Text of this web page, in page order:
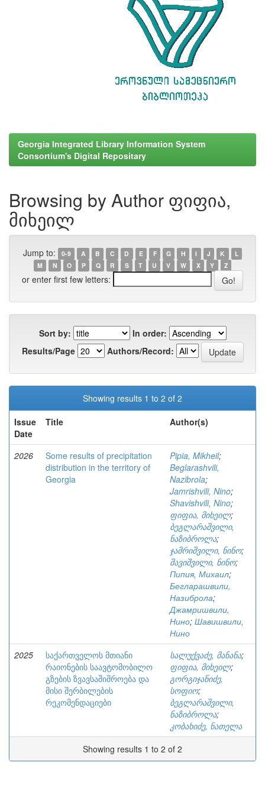
Georgia Integrated Library Information System
Consortium's Digital Repositary
Browsing by Author ფიფია,
მიხეილ
Jump to: 0-9 A B C D E F G H I J K
L
M
N O P Q R S T U V W X Y Z
or enter first few letters:
Sort by:
In order:
Results/Page
Authors/Record:
Showing results 1 to 2 of 2
Issue
Date
Title Author(s)
2026
Some results of precipitation
distribution in the territory of
Georgia
Pipia, Mikheil;
Beglarashvili,
Nazibrola;
Jamrishvili, Nino;
Shavishvili, Nino;
ფიფია, მიხეილ;
ბეგლარაშვილი,
ნაზიბროლა;
ჯამრიშვილი, ნინო;
შავიშვილი, ნინო;
Пипия, Михаил;
Бегларашвили,
Назиброла;
Джамришвили,
Нино; Шавишвили,
Нино
2025
საქართველოს მთიანი
რაიონების საავტომობილო
გზების ზვავსაშიშროება და
მისი შერბილების
რეკომენდაციები
სალუქვაძე, მანანა;
ფიფია, მიხეილ;
გორგიჯანიძე,
სოფიო;
ბეგლარაშვილი,
ნაზიბროლა;
კობახიძე, ნათელა
Showing results 1 to 2 of 2